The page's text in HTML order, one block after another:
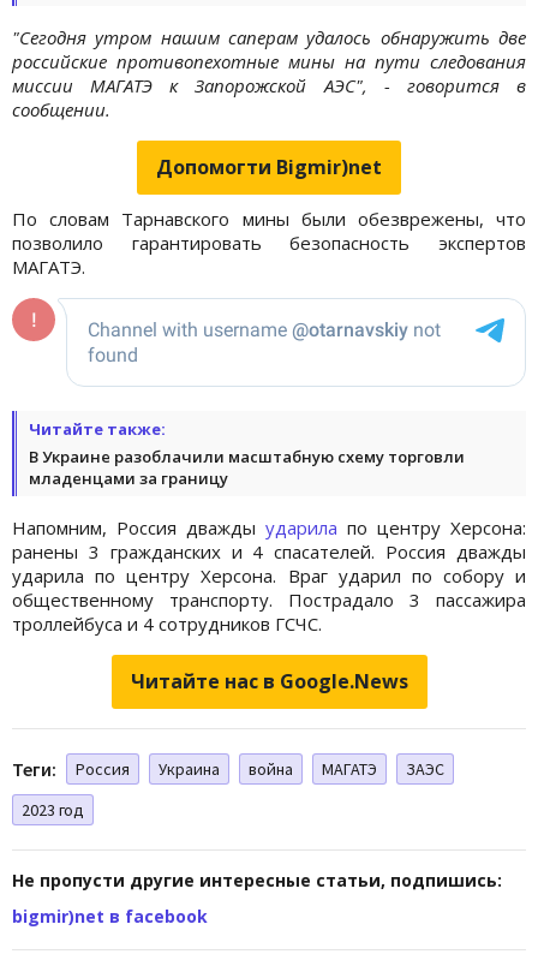
"Сегодня утром нашим саперам удалось обнаружить две
российские противопехотные мины на пути следования
миссии МАГАТЭ к Запорожской АЭС", - говорится в
сообщении.
Допомогти Bigmir)net
По словам Тарнавского мины были обезврежены, что
позволило гарантировать безопасность экспертов
МАГАТЭ.
Читайте также:
В Украине разоблачили масштабную схему торговли
младенцами за границу
Напомним, Россия дважды ударила по центру Херсона:
ранены 3 гражданских и 4 спасателей. Россия дважды
ударила по центру Херсона. Враг ударил по собору и
общественному транспорту. Пострадало 3 пассажира
троллейбуса и 4 сотрудников ГСЧС.
Читайте нас в Google.News
Теги: Россия Украина война МАГАТЭ
ЗАЭС
2023 год
Не пропусти другие интересные статьи, подпишись:
bigmir)net в facebook